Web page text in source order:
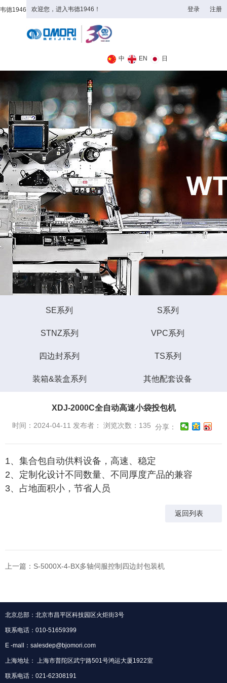
韦德1946 欢迎您，进入韦德1946！ 登录 注册
中 EN 日
SE系列 S系列
STNZ系列 VPC系列
四边封系列 TS系列
装箱&装盒系列 其他配套设备
XDJ-2000C全自动高速小袋投包机
时间：2024-04-11 发布者： 浏览次数：135 分享：
1、集合包自动供料设备，高速、稳定
2、定制化设计不同数量、不同厚度产品的兼容
3、 占地面积小，节省人员
返回列表
上一篇：S-5000X-4-BX多轴伺服控制四边封包装机
北京总部：北京市昌平区科技园区火炬街3号
联系电话：010-51659399
E -mall：salesdep@bjomori.com
上海地址： 上海市普陀区武宁路501号鸿运大厦1922室
联系电话：021-62308191